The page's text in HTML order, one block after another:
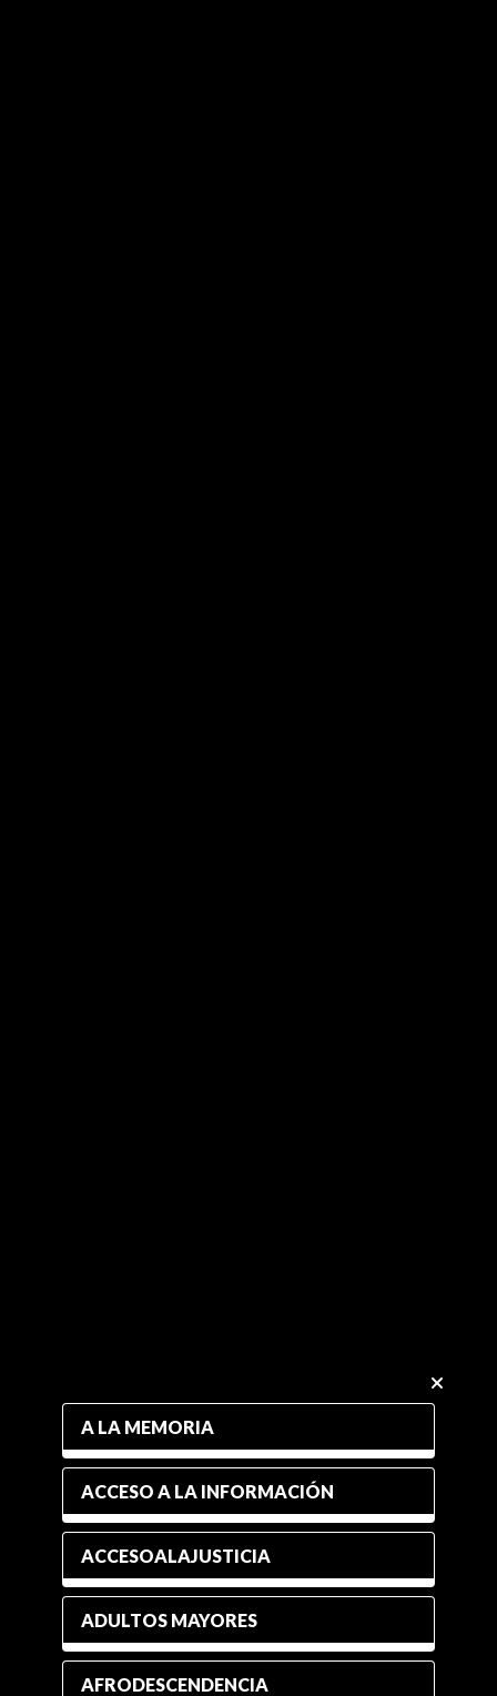
A LA MEMORIA
ACCESO A LA INFORMACIÓN
ACCESOALAJUSTICIA
ADULTOS MAYORES
AFRODESCENDENCIA